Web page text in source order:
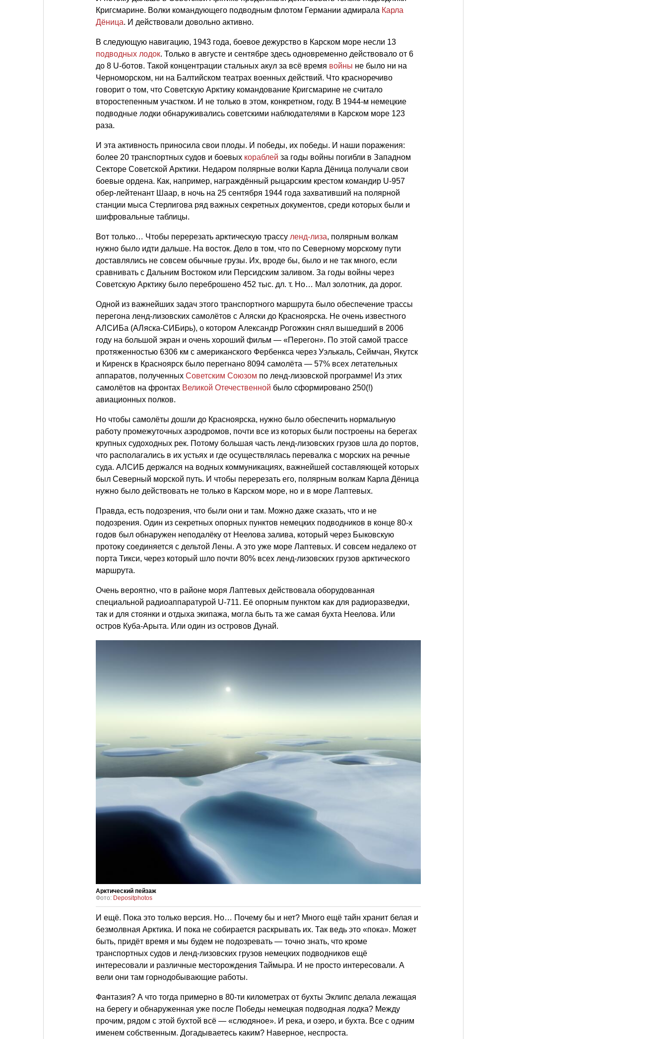
Кригсмарине. Волки командующего подводным флотом Германии адмирала Карла
Дёница. И действовали довольно активно.
В следующую навигацию, 1943 года, боевое дежурство в Карском море несли 13
подводных лодок. Только в августе и сентябре здесь одновременно действовало от 6
до 8 U-ботов. Такой концентрации стальных акул за всё время войны не было ни на
Черноморском, ни на Балтийском театрах военных действий. Что красноречиво
говорит о том, что Советскую Арктику командование Кригсмарине не считало
второстепенным участком. И не только в этом, конкретном, году. В 1944-м немецкие
подводные лодки обнаруживались советскими наблюдателями в Карском море 123
раза.
И эта активность приносила свои плоды. И победы, их победы. И наши поражения:
более 20 транспортных судов и боевых кораблей за годы войны погибли в Западном
Секторе Советской Арктики. Недаром полярные волки Карла Дёница получали свои
боевые ордена. Как, например, награждённый рыцарским крестом командир U-957
обер-лейтенант Шаар, в ночь на 25 сентября 1944 года захвативший на полярной
станции мыса Стерлигова ряд важных секретных документов, среди которых были и
шифровальные таблицы.
Вот только… Чтобы перерезать арктическую трассу ленд-лиза, полярным волкам
нужно было идти дальше. На восток. Дело в том, что по Северному морскому пути
доставлялись не совсем обычные грузы. Их, вроде бы, было и не так много, если
сравнивать с Дальним Востоком или Персидским заливом. За годы войны через
Советскую Арктику было переброшено 452 тыс. дл. т. Но… Мал золотник, да дорог.
Одной из важнейших задач этого транспортного маршрута было обеспечение трассы
перегона ленд-лизовских самолётов с Аляски до Красноярска. Не очень известного
АЛСИБа (АЛяска-СИБирь), о котором Александр Рогожкин снял вышедший в 2006
году на большой экран и очень хороший фильм — «Перегон». По этой самой трассе
протяженностью 6306 км с американского Фербенкса через Уэлькаль, Сеймчан, Якутск
и Киренск в Красноярск было перегнано 8094 самолёта — 57% всех летательных
аппаратов, полученных Советским Союзом по ленд-лизовской программе! Из этих
самолётов на фронтах Великой Отечественной было сформировано 250(!)
авиационных полков.
Но чтобы самолёты дошли до Красноярска, нужно было обеспечить нормальную
работу промежуточных аэродромов, почти все из которых были построены на берегах
крупных судоходных рек. Потому большая часть ленд-лизовских грузов шла до портов,
что располагались в их устьях и где осуществлялась перевалка с морских на речные
суда. АЛСИБ держался на водных коммуникациях, важнейшей составляющей которых
был Северный морской путь. И чтобы перерезать его, полярным волкам Карла Дёница
нужно было действовать не только в Карском море, но и в море Лаптевых.
Правда, есть подозрения, что были они и там. Можно даже сказать, что и не
подозрения. Один из секретных опорных пунктов немецких подводников в конце 80-х
годов был обнаружен неподалёку от Неелова залива, который через Быковскую
протоку соединяется с дельтой Лены. А это уже море Лаптевых. И совсем недалеко от
порта Тикси, через который шло почти 80% всех ленд-лизовских грузов арктического
маршрута.
Очень вероятно, что в районе моря Лаптевых действовала оборудованная
специальной радиоаппаратурой U-711. Её опорным пунктом как для радиоразведки,
так и для стоянки и отдыха экипажа, могла быть та же самая бухта Неелова. Или
остров Куба-Арыта. Или один из островов Дунай.
Арктический пейзаж
Фото: Depositphotos
И ещё. Пока это только версия. Но… Почему бы и нет? Много ещё тайн хранит белая и
безмолвная Арктика. И пока не собирается раскрывать их. Так ведь это «пока». Может
быть, придёт время и мы будем не подозревать — точно знать, что кроме
транспортных судов и ленд-лизовских грузов немецких подводников ещё
интересовали и различные месторождения Таймыра. И не просто интересовали. А
вели они там горнодобывающие работы.
Фантазия? А что тогда примерно в 80-ти километрах от бухты Эклипс делала лежащая
на берегу и обнаруженная уже после Победы немецкая подводная лодка? Между
прочим, рядом с этой бухтой всё — «слюдяное». И река, и озеро, и бухта. Все с одним
именем собственным. Догадываетесь каким? Наверное, неспроста.